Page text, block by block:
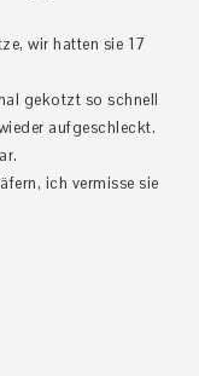
wir hatten sie 17
gekotzt so schnell
aufgeschleckt.
ich vermisse sie